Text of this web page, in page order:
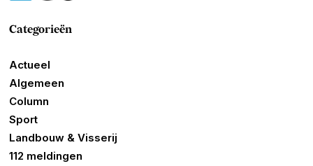
Categorieën
Actueel
Algemeen
Column
Sport
Landbouw & Visserij
112 meldingen